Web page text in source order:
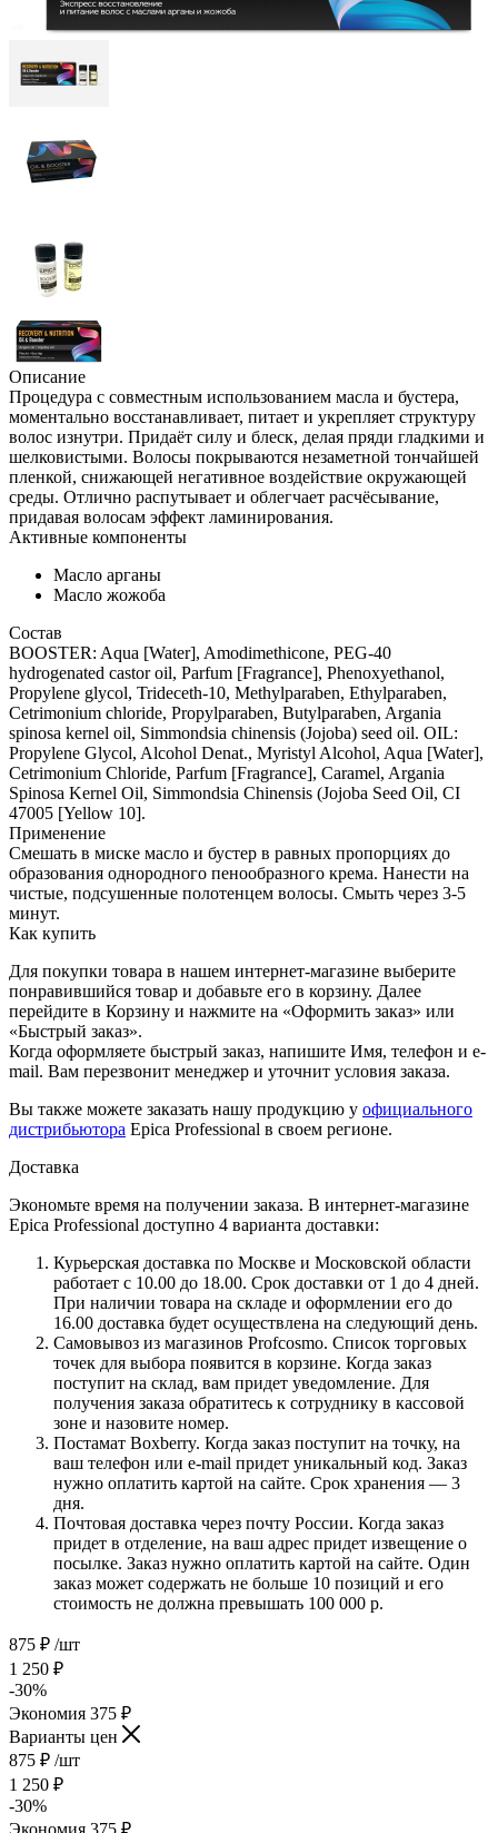
Описание
Процедура с совместным использованием масла и бустера,
моментально восстанавливает, питает и укрепляет структуру
волос изнутри. Придаёт силу и блеск, делая пряди гладкими и
шелковистыми. Волосы покрываются незаметной тончайшей
пленкой, снижающей негативное воздействие окружающей
среды. Отлично распутывает и облегчает расчёсывание,
придавая волосам эффект ламинирования.
Активные компоненты
Масло арганы
Масло жожоба
Состав
BOOSTER: Aqua [Water], Amodimethicone, PEG-40
hydrogenated castor oil, Parfum [Fragrance], Phenoxyethanol,
Propylene glycol, Trideceth-10, Methylparaben, Ethylparaben,
Cetrimonium chloride, Propylparaben, Butylparaben, Argania
spinosa kernel oil, Simmondsia chinensis (Jojoba) seed oil. OIL:
Propylene Glycol, Alcohol Denat., Myristyl Alcohol, Aqua [Water],
Cetrimonium Chloride, Parfum [Fragrance], Caramel, Argania
Spinosa Kernel Oil, Simmondsia Chinensis (Jojoba Seed Oil, CI
47005 [Yellow 10].
Применение
Смешать в миске масло и бустер в равных пропорциях до
образования однородного пенообразного крема. Нанести на
чистые, подсушенные полотенцем волосы. Смыть через 3-5
минут.
Как купить
Для покупки товара в нашем интернет-магазине выберите
понравившийся товар и добавьте его в корзину. Далее
перейдите в Корзину и нажмите на «Оформить заказ» или
«Быстрый заказ».
Когда оформляете быстрый заказ, напишите Имя, телефон и e-
mail. Вам перезвонит менеджер и уточнит условия заказа.
Вы также можете заказать нашу продукцию у официального
дистрибьютора Epica Professional в своем регионе.
Доставка
Экономьте время на получении заказа. В интернет-магазине
Epica Professional доступно 4 варианта доставки:
Курьерская доставка по Москве и Московской области
работает с 10.00 до 18.00. Срок доставки от 1 до 4 дней.
При наличии товара на складе и оформлении его до
16.00 доставка будет осуществлена на следующий день.
Самовывоз из магазинов Profcosmo. Список торговых
точек для выбора появится в корзине. Когда заказ
поступит на склад, вам придет уведомление. Для
получения заказа обратитесь к сотруднику в кассовой
зоне и назовите номер.
Постамат Boxberry. Когда заказ поступит на точку, на
ваш телефон или e-mail придет уникальный код. Заказ
нужно оплатить картой на сайте. Срок хранения — 3
дня.
Почтовая доставка через почту России. Когда заказ
придет в отделение, на ваш адрес придет извещение о
посылке. Заказ нужно оплатить картой на сайте. Один
заказ может содержать не больше 10 позиций и его
стоимость не должна превышать 100 000 р.
875 ₽ /шт
1 250 ₽
-30%
Экономия 375 ₽
Варианты цен
875 ₽ /шт
1 250 ₽
-30%
Экономия 375 ₽